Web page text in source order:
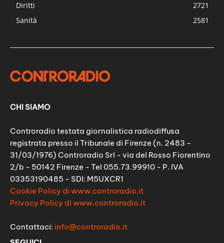
Diritti
2721
Sanità
2581
CHI SIAMO
Controradio testata giornalistica radiodiffusa
registrata presso il Tribunale di Firenze (n. 2483 -
31/03/1976) Controradio Srl - via del Rosso Fiorentino
2/b - 50142 Firenze - Tel 055.73.99910 - P. IVA
03353190485 - SDI: M5UXCR1
Cookie Policy di www.controradio.it
Privacy Policy di www.controradio.it
Contattaci: info@controradio.it